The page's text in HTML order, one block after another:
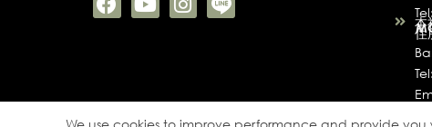
本
住
We use cookies to improve performance and provide